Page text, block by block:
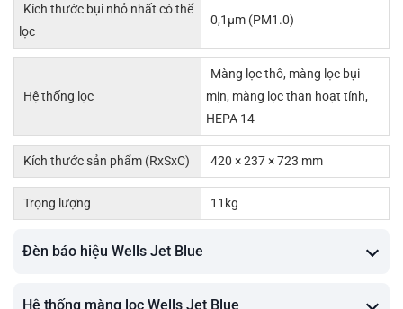
Kích thước bụi nhỏ nhất có thể
lọc
0,1µm (PM1.0)
Hệ thống lọc
Màng lọc thô, màng lọc bụi
mịn, màng lọc than hoạt tính,
HEPA 14
Kích thước sản phẩm (RxSxC) 420 × 237 × 723 mm
Trọng lượng 11kg
Đèn báo hiệu Wells Jet Blue
Hệ thống màng lọc Wells Jet Blue